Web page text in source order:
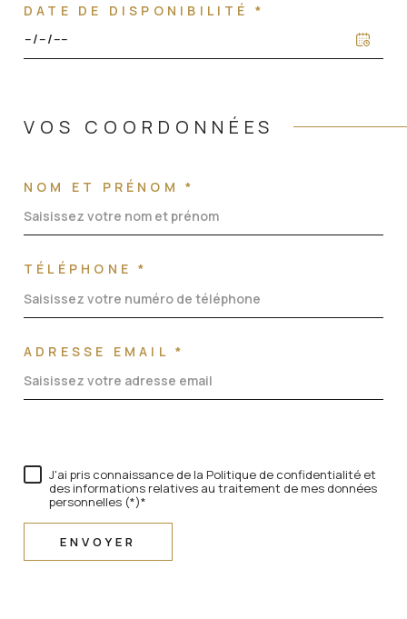
DATE DE DISPONIBILITÉ *
VOS COORDONNÉES
NOM ET PRÉNOM *
TÉLÉPHONE *
ADRESSE EMAIL *
J'ai pris connaissance de la Politique de confidentialité et
des informations relatives au traitement de mes données
personnelles (*)*
ENVOYER